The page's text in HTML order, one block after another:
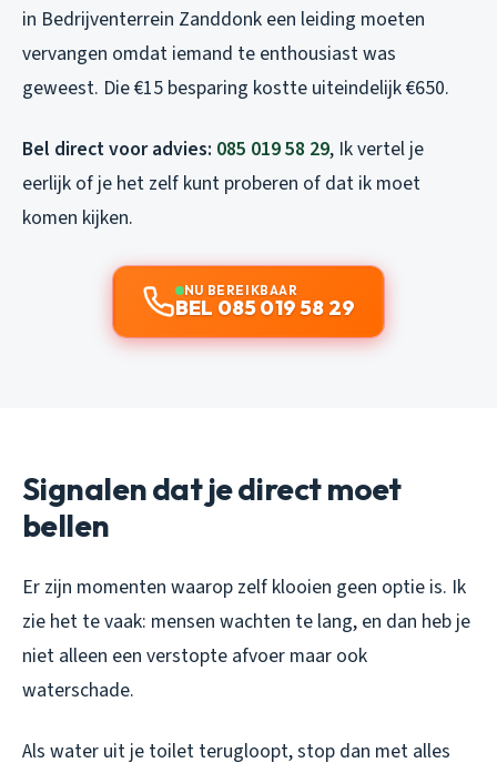
in Bedrijventerrein Zanddonk een leiding moeten
vervangen omdat iemand te enthousiast was
geweest. Die €15 besparing kostte uiteindelijk €650.
Bel direct voor advies: 085 019 58 29, Ik vertel je
eerlijk of je het zelf kunt proberen of dat ik moet
komen kijken.
NU BEREIKBAAR
BEL 085 019 58 29
Signalen dat je direct moet
bellen
Er zijn momenten waarop zelf klooien geen optie is. Ik
zie het te vaak: mensen wachten te lang, en dan heb je
niet alleen een verstopte afvoer maar ook
waterschade.
Als water uit je toilet terugloopt, stop dan met alles